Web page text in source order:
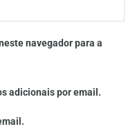
navegador para a
adicionais por email.